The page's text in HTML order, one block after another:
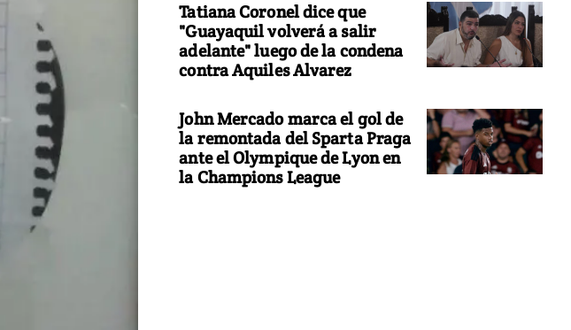
Tatiana Coronel dice que
"Guayaquil volverá a salir
adelante" luego de la condena
contra Aquiles Alvarez
John Mercado marca el gol de
la remontada del Sparta Praga
ante el Olympique de Lyon en
la Champions League